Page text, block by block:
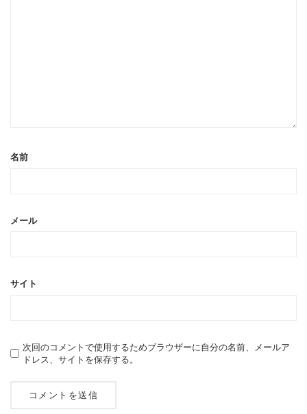
名前
メール
サイト
次回のコメントで使用するためブラウザーに自分の名前、メールア
ドレス、サイトを保存する。